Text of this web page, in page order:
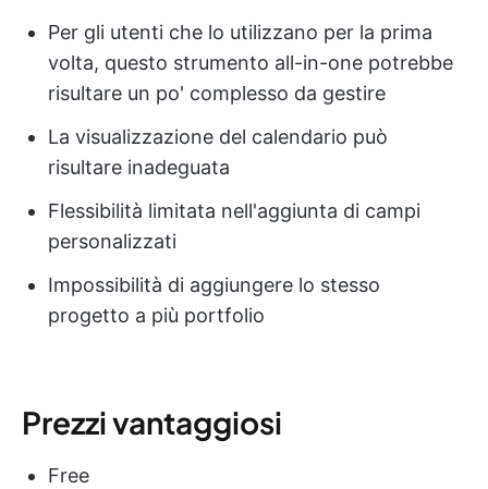
Per gli utenti che lo utilizzano per la prima
volta, questo strumento all-in-one potrebbe
risultare un po' complesso da gestire
La visualizzazione del calendario può
risultare inadeguata
Flessibilità limitata nell'aggiunta di campi
personalizzati
Impossibilità di aggiungere lo stesso
progetto a più portfolio
Prezzi vantaggiosi
Free